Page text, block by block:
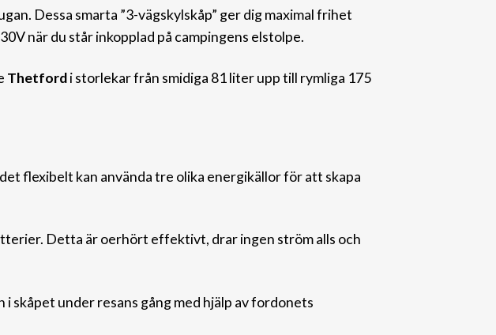
Dessa smarta ”3-vägskylskåp” ger dig maximal frihet
när du står inkopplad på campingens elstolpe.
Thetfordi storlekar från smidiga 81 liter upp till rymliga 175
flexibelt kan använda tre olika energikällor för att skapa
Detta är oerhört effektivt, drar ingen ström alls och
skåpet under resans gång med hjälp av fordonets